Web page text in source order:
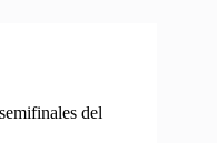
del